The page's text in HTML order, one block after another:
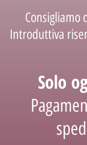
Introduttiva
Solo